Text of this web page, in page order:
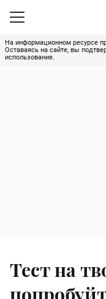
На информационном ресурсе
Оставаясь на сайте, вы
использование.
Тест на